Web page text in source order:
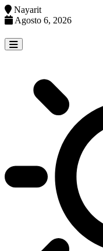
Nayarit
Agosto 6, 2026
to
content